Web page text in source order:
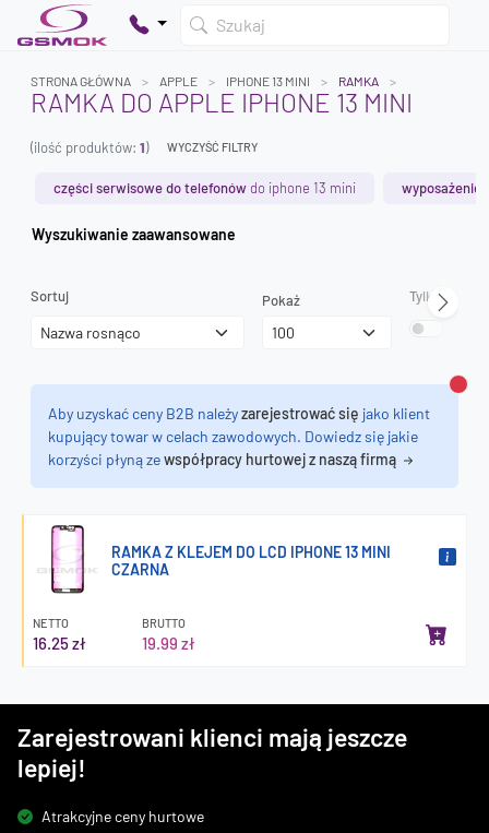
Szukaj
Twój koszyk jest pusty
STRONA GŁÓWNA APPLE IPHONE 13 MINI RAMKA
RAMKA DO APPLE IPHONE 13 MINI
(ilość produktów: 1) WYCZYŚĆ FILTRY
części serwisowe do telefonów do iphone 13 mini wyposażenie
Wyszukiwanie zaawansowane
Sortuj Pokaż Tylko
Aby uzyskać ceny B2B należyzarejestrować się jako klient
kupujący towar w celach zawodowych. Dowiedz się jakie
korzyści płyną zewspółpracy hurtowej z naszą firmą
RAMKA Z KLEJEM DO LCD IPHONE 13 MINI
CZARNA
NETTO
16.25 zł
BRUTTO
19.99 zł
Zarejestrowani klienci mają jeszcze
lepiej!
Atrakcyjne ceny hurtowe